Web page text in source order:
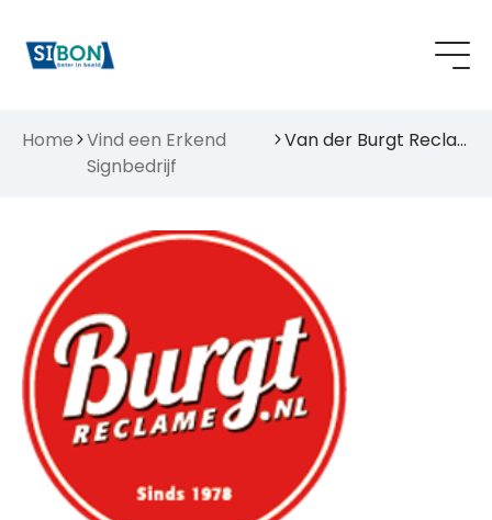
Home Vind een Erkend
Signbedrijf
Van der Burgt Reclame B.V.